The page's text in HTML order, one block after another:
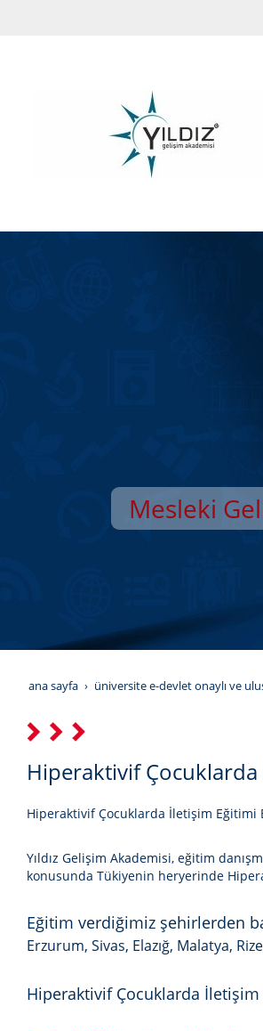
Mesleki
YILDIZ
ana sayfa üniversite e-devlet onaylı ve
Hiperaktivif Çocuklarda
Hiperaktivif Çocuklarda İletişim Eğitimi
Yıldız Gelişim Akademisi, eğitim
konusunda Tükiyenin heryerinde
Eğitim verdiğimiz şehirlerden
Erzurum, Sivas, Elazığ, Malatya,
Hiperaktivif Çocuklarda